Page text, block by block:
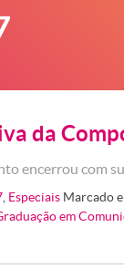
da
encerrou com
Especiais Marcado
em